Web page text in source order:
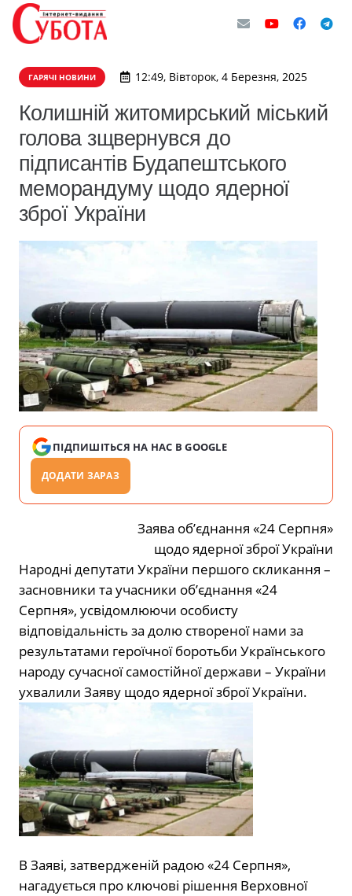
ГАРЯЧІ НОВИНИ 12:49, Вівторок, 4 Березня, 2025
Колишній житомирський міський
голова зщвернувся до
підписантів Будапештського
меморандуму щодо ядерної
зброї України
ПІДПИШІТЬСЯ НА НАС В GOOGLE
ДОДАТИ ЗАРАЗ
Заява об’єднання «24 Серпня»
щодо ядерної зброї України
Народні депутати України першого скликання –
засновники та учасники об’єднання «24
Серпня», усвідомлюючи особисту
відповідальність за долю створеної нами за
результатами героїчної боротьби Українського
народу сучасної самостійної держави – України
ухвалили Заяву щодо ядерної зброї України.
В Заяві, затвердженій радою «24 Серпня»,
нагадується про ключові рішення Верховної